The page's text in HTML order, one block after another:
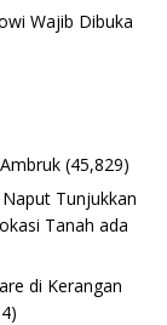
Wajib Dibuka
(45,829)
Tunjukkan
Tanah ada
di Kerangan